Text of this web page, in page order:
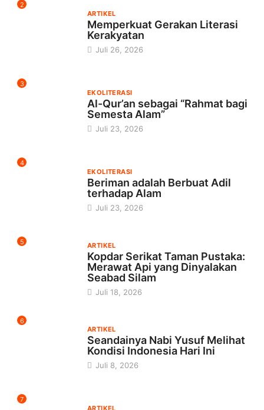
2
ARTIKEL
Memperkuat Gerakan Literasi
Kerakyatan
Juli 26, 2026
3
EKOLITERASI
Al-Qur’an sebagai “Rahmat bagi
Semesta Alam”
Juli 23, 2026
4
EKOLITERASI
Beriman adalah Berbuat Adil
terhadap Alam
Juli 23, 2026
5 ARTIKEL
Kopdar Serikat Taman Pustaka:
Merawat Api yang Dinyalakan
Seabad Silam
Juli 18, 2026
6
ARTIKEL
Seandainya Nabi Yusuf Melihat
Kondisi Indonesia Hari Ini
Juli 8, 2026
7